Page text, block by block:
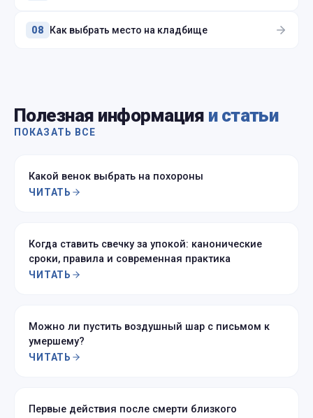
08 Как выбрать место на кладбище
Полезная информация и статьи
ПОКАЗАТЬ ВСЕ
Какой венок выбрать на похороны
ЧИТАТЬ
Когда ставить свечку за упокой: канонические
сроки, правила и современная практика
ЧИТАТЬ
Можно ли пустить воздушный шар с письмом к
умершему?
ЧИТАТЬ
Первые действия после смерти близкого